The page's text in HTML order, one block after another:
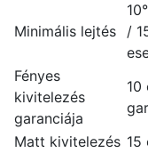
Minimális lejtés
/
Fényes
kivitelezés
garanciája
10
Matt kivitelezés 15